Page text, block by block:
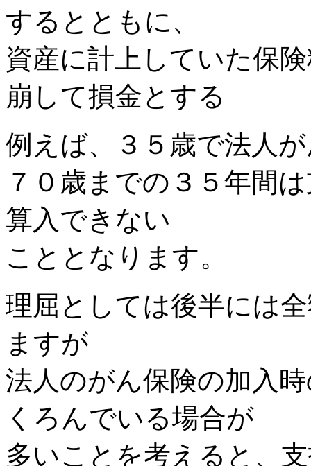
するとともに、
資産に計上していた保
崩して損金とする
例えば、３５歳で法人
７０歳までの３５年間
算入できない
こととなります。
理屈としては後半には
ますが
法人のがん保険の加入
くろんでいる場合が
多いことを考えると、